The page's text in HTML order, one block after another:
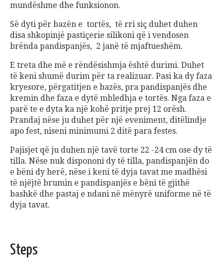
mundëshme dhe funksionon.
Së dyti për bazën e tortës, të rri siç duhet duhen
disa shkopinjë pastiçerie silikoni që i vendosen
brënda pandispanjës, 2 janë të mjaftueshëm.
E treta dhe më e rëndësishmja është durimi. Duhet
të keni shumë durim për ta realizuar. Pasi ka dy faza
kryesore, përgatitjen e bazës, pra pandispanjës dhe
kremin dhe faza e dytë mbledhja e tortës. Nga faza e
parë te e dyta ka një kohë pritje prej 12 orësh.
Prandaj nëse ju duhet për një eveniment, ditëlindje
apo fest, niseni minimumi 2 ditë para festes.
Pajisjet që ju duhen një tavë torte 22 -24 cm ose dy të
tilla. Nëse nuk dispononi dy të tilla, pandispanjën do
e bëni dy herë, nëse i keni të dyja tavat me madhësi
të njëjtë brumin e pandispanjës e bëni të gjithë
bashkë dhe pastaj e ndani në mënyrë uniforme në të
dyja tavat.
Steps